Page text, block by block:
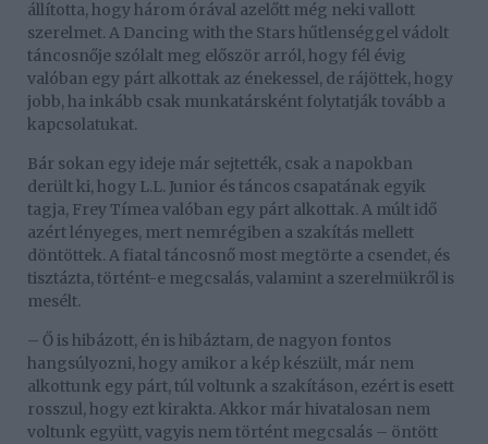
állította, hogy három órával azelőtt még neki vallott
szerelmet. A Dancing with the Stars hűtlenséggel vádolt
táncosnője szólalt meg először arról, hogy fél évig
valóban egy párt alkottak az énekessel, de rájöttek, hogy
jobb, ha inkább csak munkatársként folytatják tovább a
kapcsolatukat.
Bár sokan egy ideje már sejtették, csak a napokban
derült ki, hogy L.L. Junior és táncos csapatának egyik
tagja, Frey Tímea valóban egy párt alkottak. A múlt idő
azért lényeges, mert nemrégiben a szakítás mellett
döntöttek. A fiatal táncosnő most megtörte a csendet, és
tisztázta, történt-e megcsalás, valamint a szerelmükről is
mesélt.
– Ő is hibázott, én is hibáztam, de nagyon fontos
hangsúlyozni, hogy amikor a kép készült, már nem
alkottunk egy párt, túl voltunk a szakításon, ezért is esett
rosszul, hogy ezt kirakta. Akkor már hivatalosan nem
voltunk együtt, vagyis nem történt megcsalás – öntött